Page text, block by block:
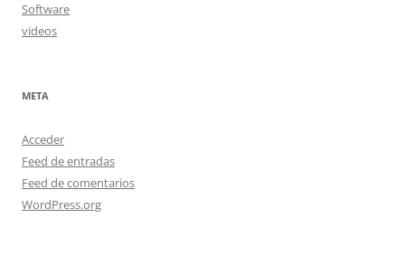
Software
videos
META
Acceder
Feed de entradas
Feed de comentarios
WordPress.org